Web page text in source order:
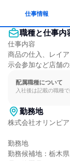
仕事情報
職種と仕事内
仕事内容
商品の仕入、レイ
示会参加など店舗
配属職種について
入社後は記載の職種で
勤務地
株式会社オリンピア
勤務地
勤務候補地：栃木